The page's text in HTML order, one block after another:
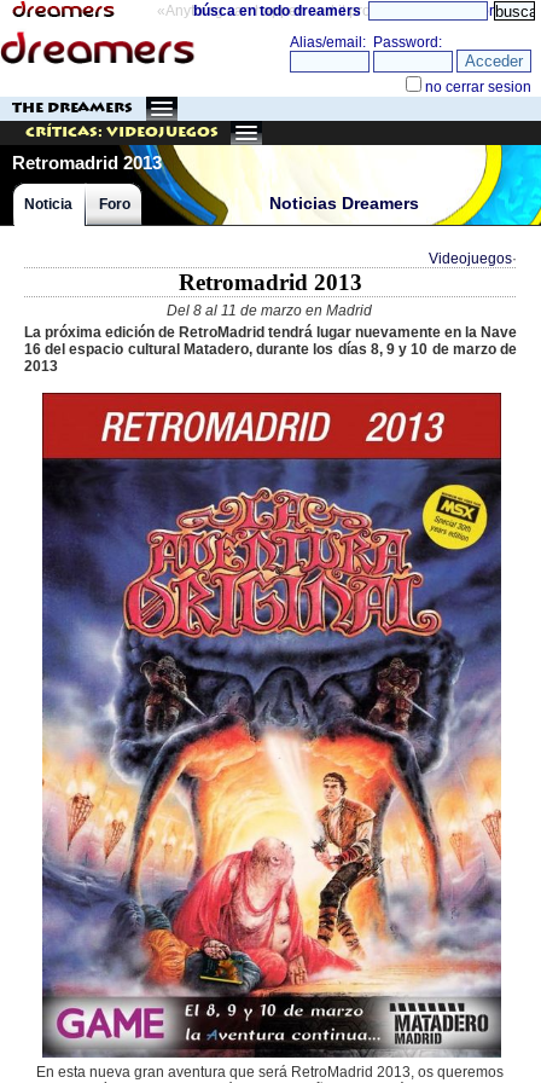
«Anything can happen and it probably will» directorio
búsca en todo dreamers
THE DREAMERS
Críticas: Videojuegos
Retromadrid 2013
Noticias Dreamers
Noticia Foro
Videojuegos·
Retromadrid 2013
Del 8 al 11 de marzo en Madrid
La próxima edición de RetroMadrid tendrá lugar nuevamente en la Nave
16 del espacio cultural Matadero, durante los días 8, 9 y 10 de marzo de
2013
En esta nueva gran aventura que será RetroMadrid 2013, os queremos